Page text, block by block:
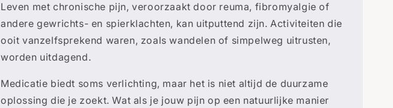
Leven met chronische pijn, veroorzaakt door reuma, fibromyalgie of
andere gewrichts- en spierklachten, kan uitputtend zijn. Activiteiten die
ooit vanzelfsprekend waren, zoals wandelen of simpelweg uitrusten,
worden uitdagend.
Medicatie biedt soms verlichting, maar het is niet altijd de duurzame
oplossing die je zoekt. Wat als je jouw pijn op een natuurlijke manier